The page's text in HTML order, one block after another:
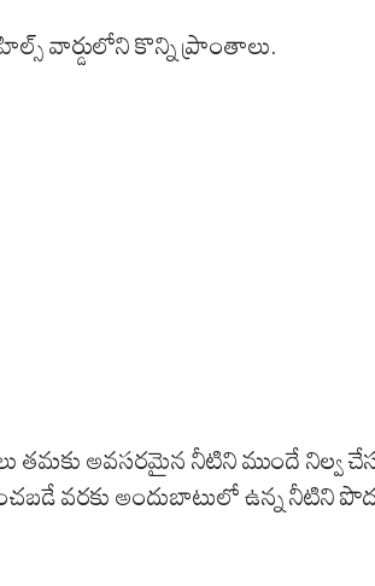
వార్డులోని కొన్ని ప్రాంతాలు.
తమకు అవసరమైన నీటిని ముందే నిల్వ
వరకు అందుబాటులో ఉన్న నీటిని